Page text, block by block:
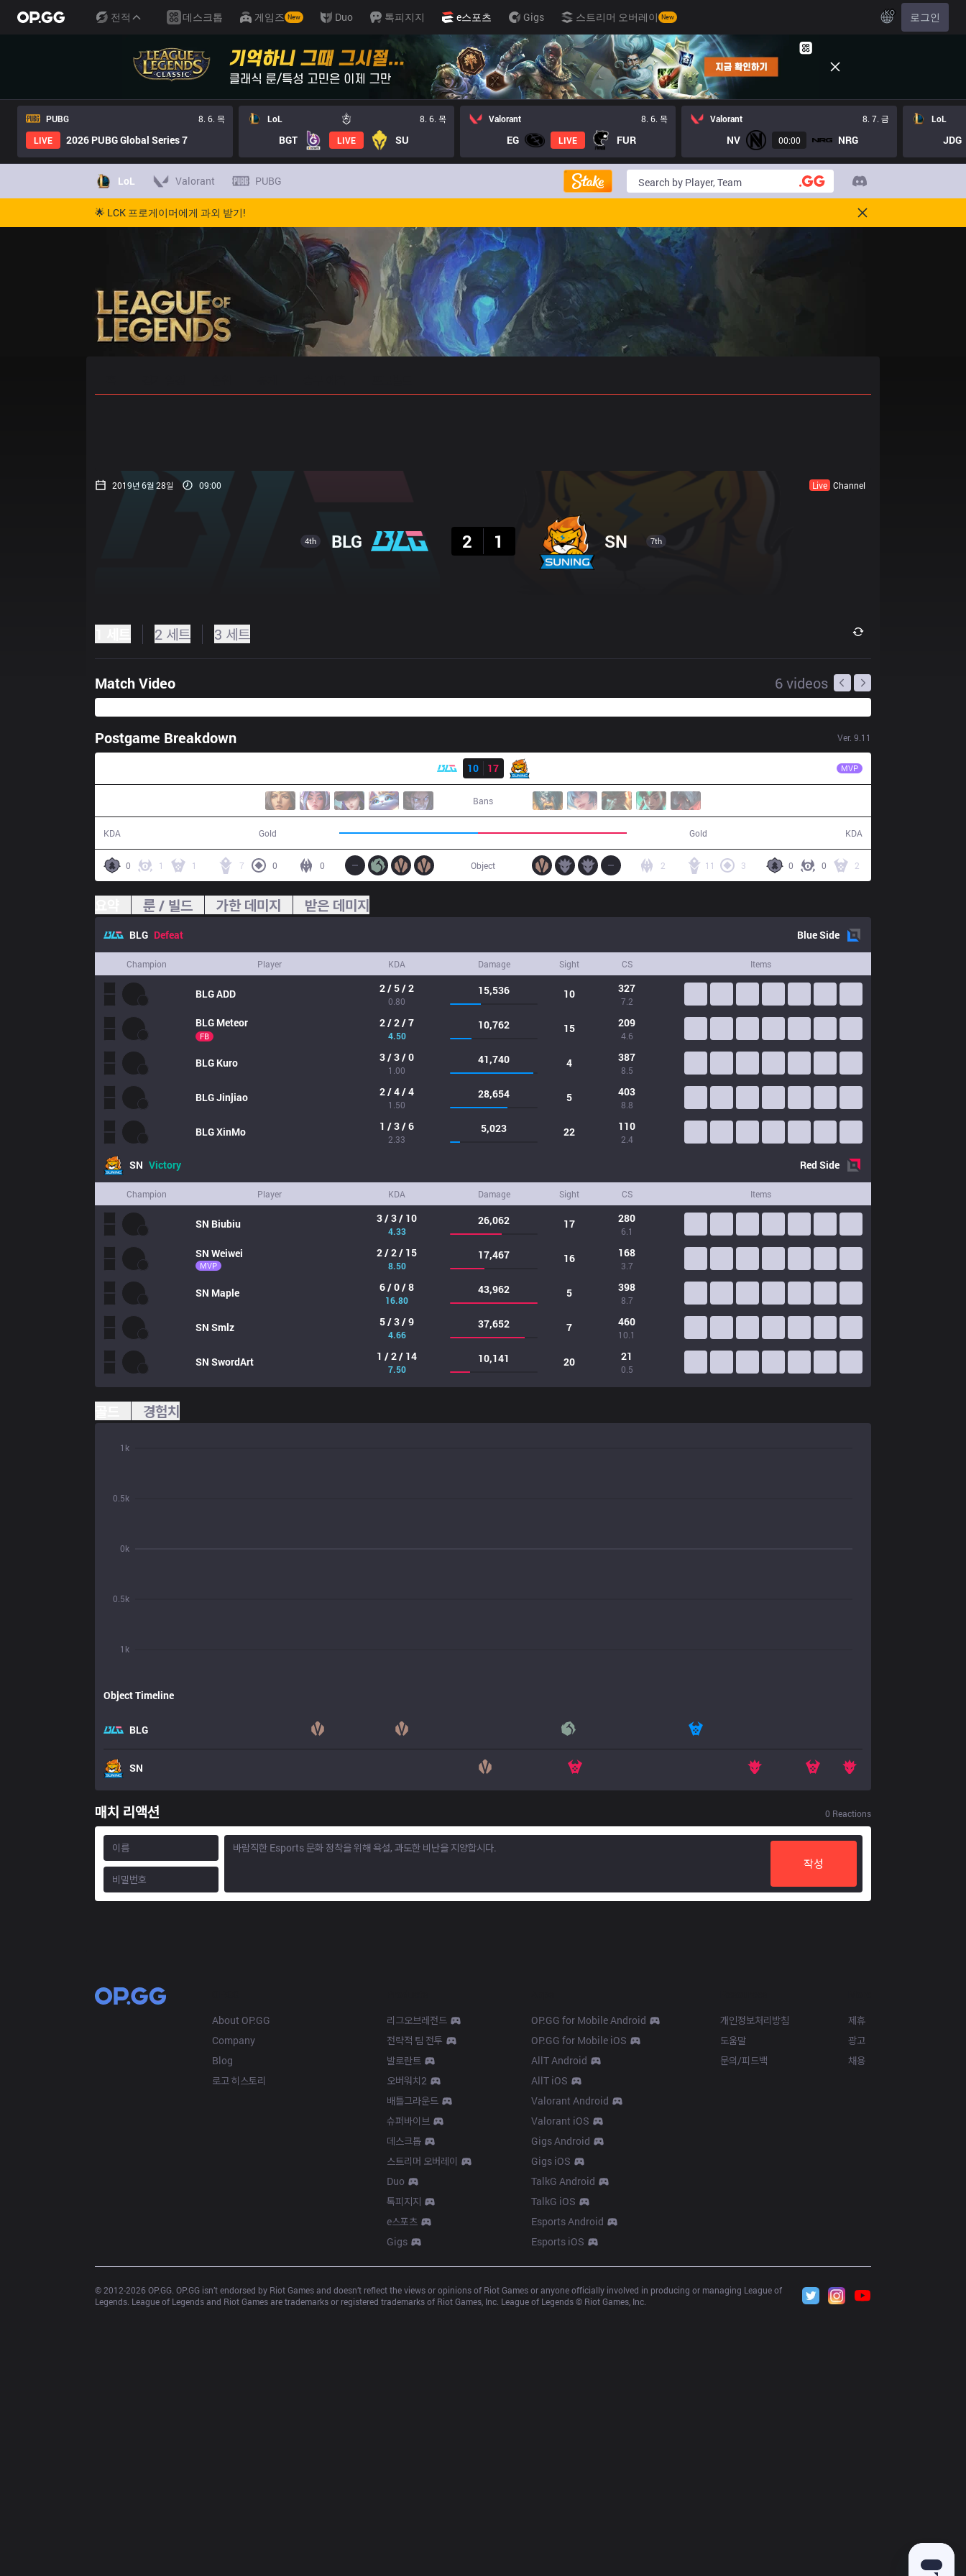
전적 데스크톱 게임즈 New Duo 톡피지지 e스포츠 Gigs 스트리머 오버레이 New KO 로그인
PUBG
8. 6. 목
LIVE
2026 PUBG Global Series 7
LoL 8. 6. 목
BGT LIVE SU
Valorant 8. 6. 목
EG LIVE FUR
Valorant 8. 7. 금
NV 00:00 NRG
LoL
JDG
LoL Valorant PUBG
🌟 LCK 프로게이머에게 과외 받기!
2019년 6월 28일 09:00 Live Channel
4th BLG
2
1 SN 7th
2 세트 3 세트
Match Video 6videos
Postgame Breakdown Ver. 9.11
10
17 MVP
Bans
KDA Gold Gold KDA
0 1 1 7 0 0 0 0 2
11 3
2
Object
룬 / 빌드 가한 데미지 받은 데미지
BLG Defeat BlueSide
Champion Player KDA Damage Sight CS Items
BLGADD 2 / 5 / 2
0.80
15,536 10 327
7.2
BLG Meteor
FB
2 / 2 / 7
4.50
10,762 15 209
4.6
BLG Kuro 3 / 3 / 0
1.00
41,740 4 387
8.5
BLGJinjiao 2 / 4 / 4
1.50
28,654 5 403
8.8
BLGXinMo 1 / 3 / 6
2.33
5,023 22 110
2.4
SN Victory RedSide
Champion Player KDA Damage Sight CS Items
SN Biubiu 3 / 3 / 10
4.33
26,062 17 280
6.1
SN Weiwei
MVP
2 / 2 / 15
8.50
17,467 16 168
3.7
SN Maple 6 / 0 / 8
16.80
43,962 5 398
8.7
SN Smlz 5 / 3 / 9
4.66
37,652 7 460
10.1
SN SwordArt 1 / 2 / 14
7.50
10,141 20 21
0.5
경험치
1k
0.5k
0k
0.5k
1k
Object Timeline
BLG
SN
매치 리액션 0 Reactions
작성
About OP.GG
Company
Blog
로고 히스토리
리그오브레전드
전략적 팀 전투
발로란트
오버워치2
배틀그라운드
슈퍼바이브
데스크톱
스트리머 오버레이
Duo
톡피지지
e스포츠
Gigs
OP.GG for Mobile Android
OP.GG for Mobile iOS
AllT Android
AllT iOS
Valorant Android
Valorant iOS
Gigs Android
Gigs iOS
TalkG Android
TalkG iOS
Esports Android
Esports iOS
개인정보처리방침
도움말
문의/피드백
제휴
광고
채용
© 2012-2026 OP.GG. OP.GG isn’t endorsed by Riot Games and doesn’t reflect the views or opinions of Riot Games or anyone officially involved in producing or managing League of
Legends. League of Legends and Riot Games are trademarks or registered trademarks of Riot Games, Inc. League of Legends © Riot Games, Inc.